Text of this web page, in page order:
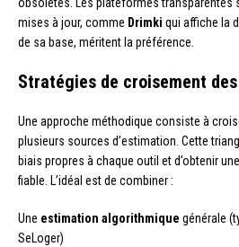
obsolètes. Les plateformes transparentes
mises à jour, comme Drimki qui affiche la
de sa base, méritent la préférence.
Stratégies de croisement
Une approche méthodique consiste à
plusieurs sources d’estimation. Cette
biais propres à chaque outil et d’obtenir
fiable. L’idéal est de combiner :
Une estimation algorithmique générale
SeLoger)